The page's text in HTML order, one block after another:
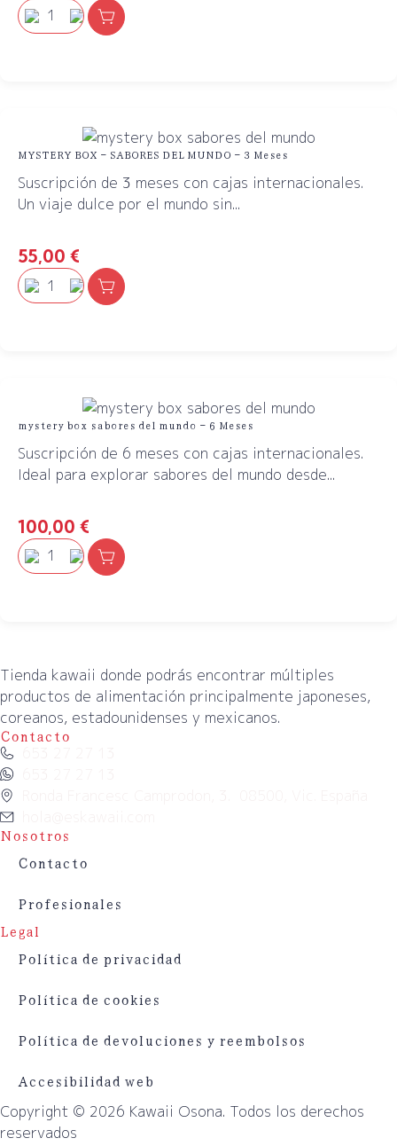
MYSTERY BOX – SABORES DEL MUNDO – 3 Meses
Suscripción de 3 meses con cajas internacionales.
Un viaje dulce por el mundo sin...
55,00 €
mystery box sabores del mundo – 6 Meses
Suscripción de 6 meses con cajas internacionales.
Ideal para explorar sabores del mundo desde...
100,00 €
Tienda kawaii donde podrás encontrar múltiples
productos de alimentación principalmente japoneses,
coreanos, estadounidenses y mexicanos.
Contacto
Nosotros
Contacto
Profesionales
Legal
Política de privacidad
Política de cookies
Política de devoluciones y reembolsos
Accesibilidad web
Copyright © 2026 Kawaii Osona. Todos los derechos
reservados